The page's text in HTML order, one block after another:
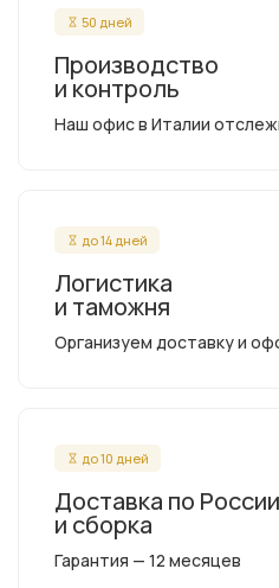
50 дней
Производство
и контроль
Наш офис в Италии
до 14 дней
Логистика
и таможня
Организуем доставку и
до 10 дней
Доставка по России
и сборка
Гарантия — 12 месяцев